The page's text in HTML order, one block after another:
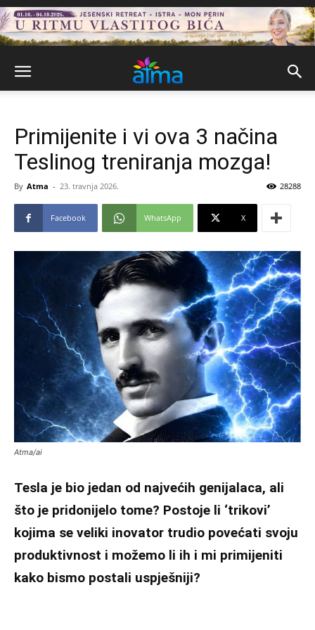
Primijenite i vi ova 3 načina
Teslinog treniranja mozga!
By Atma - 23. travnja 2026. 28288
Facebook WhatsApp X
Atma/ai
Tesla je bio jedan od najvećih genijalaca, ali
što je pridonijelo tome? Postoje li ‘trikovi’
kojima se veliki inovator trudio povećati svoju
produktivnost i možemo li ih i mi primijeniti
kako bismo postali uspješniji?